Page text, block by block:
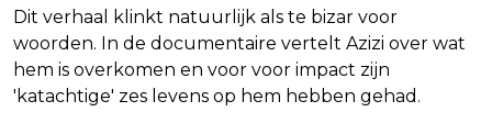
Dit verhaal klinkt natuurlijk als te bizar voor
woorden. In de documentaire vertelt Azizi over wat
hem is overkomen en voor voor impact zijn
'katachtige' zes levens op hem hebben gehad.